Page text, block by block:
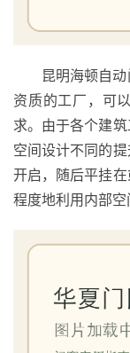
昆明海顿自
资质的工厂，可
求。由于各个建
空间设计不同的
开启，随后平挂
程度地利用内部空